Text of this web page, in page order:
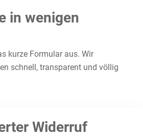
in wenigen
kurze Formular aus. Wir
schnell, transparent und völlig
Widerruf